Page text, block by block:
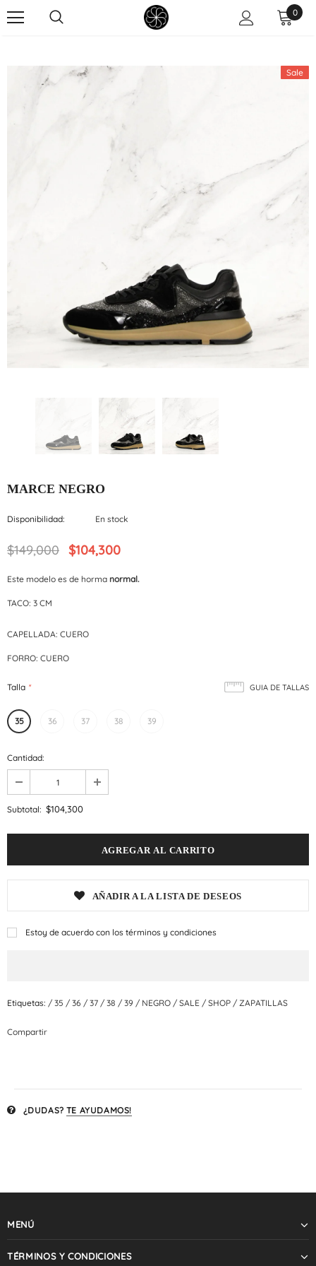
0
Sale
MARCE NEGRO
Disponibilidad: En stock
$149,000 $104,300
Este modelo es de horma normal.
TACO: 3 CM
CAPELLADA: CUERO
FORRO: CUERO
GUIA DE TALLAS
Talla *
35 36 37 38 39
Cantidad:
Subtotal: $104,300
AÑADIR A LA LISTA DE DESEOS
Estoy de acuerdo con los términos y condiciones
Etiquetas: / 35 / 36 / 37 / 38 / 39 / NEGRO / SALE / SHOP / ZAPATILLAS
Compartir
¿DUDAS? TE AYUDAMOS!
MENÚ
TÉRMINOS Y CONDICIONES